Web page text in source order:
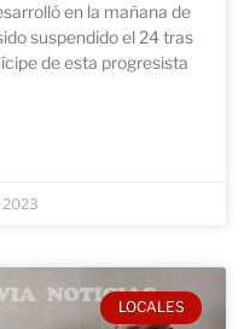
en la mañana de
suspendido el 24 tras
de esta progresista
LOCALES